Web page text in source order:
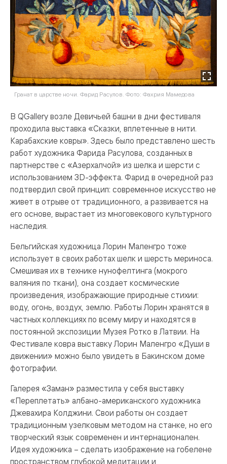
Гранат в царстве ночи. Фарид Расулов. Фото: Фахрия Мамедова
В QGallery возле Девичьей башни в дни фестиваля
проходила выставка «Сказки, вплетенные в нити.
Карабахские ковры». Здесь было представлено шесть
работ художника Фарида Расулова, созданных в
партнерстве с «Азерхалчой» из шелка и шерсти с
использованием 3D-эффекта. Фарид в очередной раз
подтвердил свой принцип: современное искусство не
живет в отрыве от традиционного, а развивается на
его основе, вырастает из многовекового культурного
наследия.
Бельгийская художница Лорин Маленгро тоже
использует в своих работах шелк и шерсть мериноса.
Смешивая их в технике нунофелтинга (мокрого
валяния по ткани), она создает космические
произведения, изображающие природные стихии:
воду, огонь, воздух, землю. Работы Лорин хранятся в
частных коллекциях по всему миру и находятся в
постоянной экспозиции Музея Ротко в Латвии. На
Фестивале ковра выставку Лорин Маленгро «Души в
движении» можно было увидеть в Бакинском доме
фотографии.
Галерея «Заман» разместила у себя выставку
«Переплетать» албано-американского художника
Джевахира Колджини. Свои работы он создает
традиционным узелковым методом на станке, но его
творческий язык современен и интернационален.
Идея художника – сделать изображение на гобелене
пространством глубокой медитации и